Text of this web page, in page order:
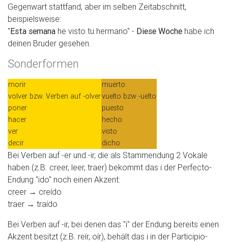
Gegenwart stattfand, aber im selben Zeitabschnitt,
beispielsweise:
"Esta semana he visto tu hermano" - Diese Woche habe ich
deinen Bruder gesehen.
Sonderformen
morir
muerto
volver bzw. Verben auf -olvervuelto bzw -uelto
poner
puesto
hacer
hecho
ver
visto
decir
dicho
Bei Verben auf -er und -ir, die als Stammendung 2 Vokale
haben (z.B. creer, leer, traer) bekommt das i der Perfecto-
Endung "ido" noch einen Akzent:
creer → creído
traer → traído
Bei Verben auf -ir, bei denen das "i" der Endung bereits einen
Akzent besitzt (z.B. reír, oír), behält das i in der Participio-